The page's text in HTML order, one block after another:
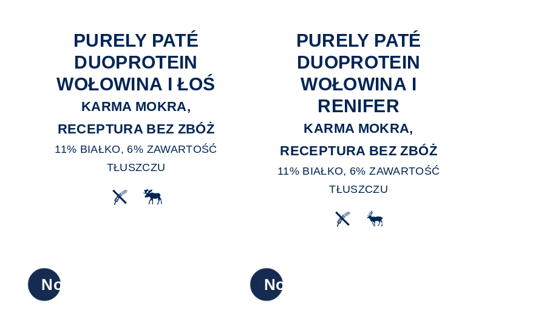
PURELY PATÉ
DUOPROTEIN
WOŁOWINA I ŁOŚ
KARMA MOKRA,
RECEPTURA BEZ ZBÓŻ
11% BIAŁKO, 6% ZAWARTOŚĆ
TŁUSZCZU
PURELY PATÉ
DUOPROTEIN
WOŁOWINA I
RENIFER
KARMA MOKRA,
RECEPTURA BEZ ZBÓŻ
11% BIAŁKO, 6% ZAWARTOŚĆ
TŁUSZCZU
Nowy Nowy